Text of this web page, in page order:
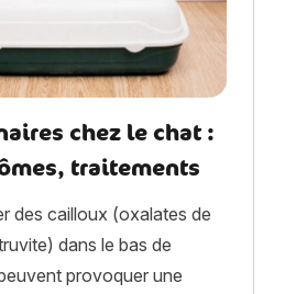
chez le chat :
traitements
des cailloux (oxalates de
dans le bas de
provoquer une